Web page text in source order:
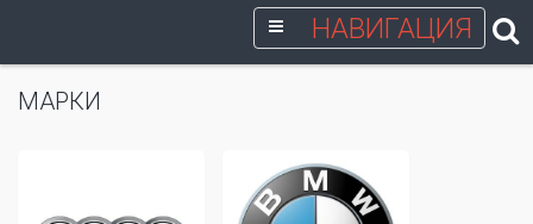
НАВИГАЦИЯ
МАРКИ